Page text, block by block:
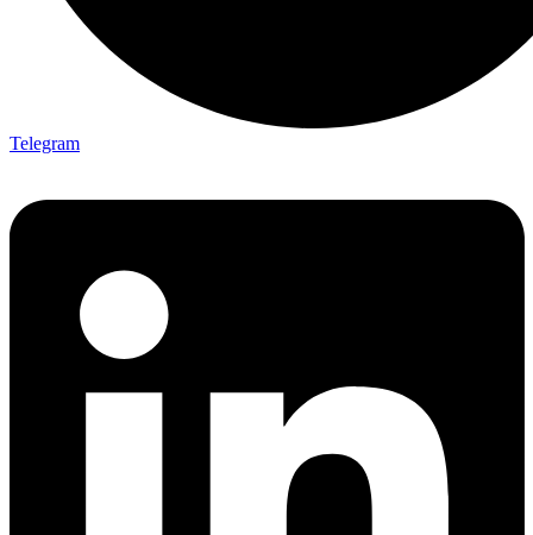
Telegram